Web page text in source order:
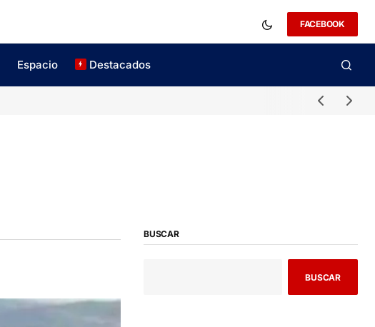
FACEBOOK
Espacio Destacados
BUSCAR
BUSCAR